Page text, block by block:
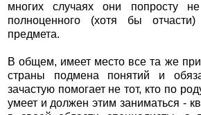
многих случаях они попросту
полноценного (хотя бы
предмета.
В общем, имеет место все та же
страны подмена понятий и
зачастую помогает не тот, кто по
умеет и должен этим заниматься -